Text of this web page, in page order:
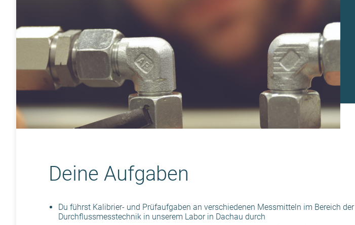
Deine Aufgaben
Du führst Kalibrier- und Prüfaufgaben an verschiedenen Messmitteln im Bereich der
Durchflussmesstechnik in unserem Labor in Dachau durch